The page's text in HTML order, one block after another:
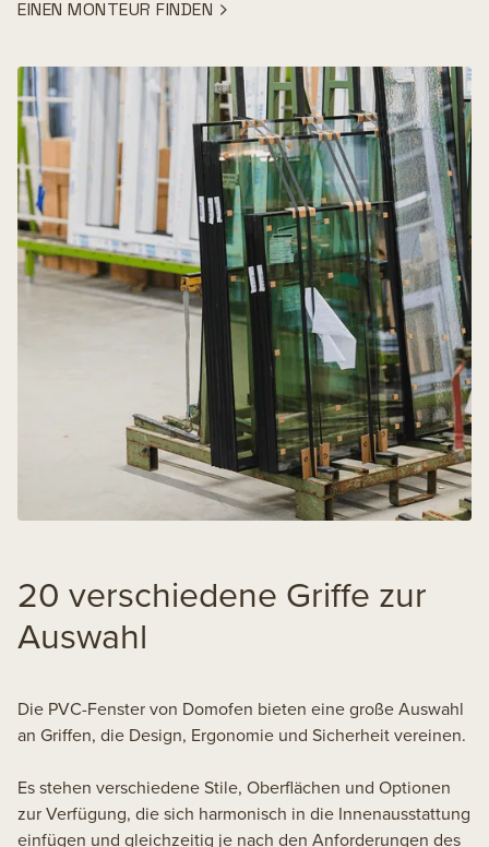
EINEN MONTEUR FINDEN
20 verschiedene Griffe zur
Auswahl
Die PVC-Fenster von Domofen bieten eine große Auswahl
an Griffen, die Design, Ergonomie und Sicherheit vereinen.
Es stehen verschiedene Stile, Oberflächen und Optionen
zur Verfügung, die sich harmonisch in die Innenausstattung
einfügen und gleichzeitig je nach den Anforderungen des